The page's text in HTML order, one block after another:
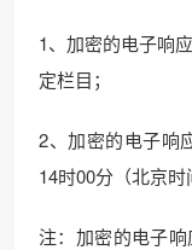
1、加密的电子响
定栏目；
2、加密的电子响
14时00分（北京时
注：加密的电子